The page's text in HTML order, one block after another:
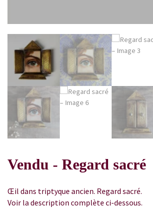
Vendu - Regard sacré
Œil dans triptyque ancien. Regard sacré.
Voir la description complète ci-dessous.